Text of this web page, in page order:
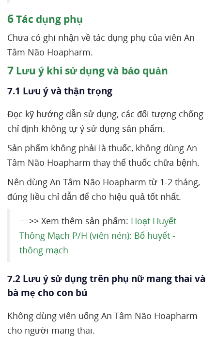
6Tác dụng phụ
Chưa có ghi nhận về tác dụng phụ của viên An
Tâm Não Hoapharm.
7 Lưu ý khi sử dụng và bảo quản
7.1 Lưu ý và thận trọng
Đọc kỹ hướng dẫn sử dụng, các đối tượng chống
chỉ định không tự ý sử dụng sản phẩm.
Sản phẩm không phải là thuốc, không dùng An
Tâm Não Hoapharm thay thế thuốc chữa bệnh.
Nên dùng An Tâm Não Hoapharm từ 1-2 tháng,
đúng liều chỉ dẫn để cho hiệu quả tốt nhất.
==>> Xem thêm sản phẩm: Hoạt Huyết
Thông Mạch P/H (viên nén): Bổ huyết -
thông mạch
7.2 Lưu ý sử dụng trên phụ nữ mang thai và
bà mẹ cho con bú
Không dùng viên uống An Tâm Não Hoapharm
cho người mang thai.